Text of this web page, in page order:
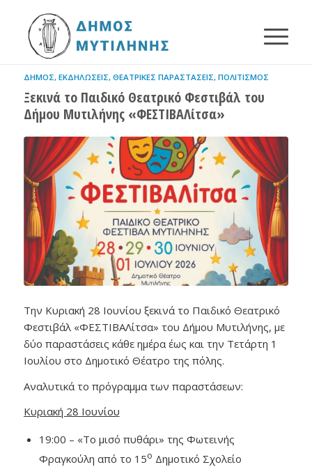
ΔΉΜΟΣ, ΕΚΔΗΛΏΣΕΙΣ, ΘΕΑΤΡΙΚΈΣ ΠΑΡΑΣΤΆΣΕΙΣ, ΠΟΛΙΤΙΣΜΌΣ
Ξεκινά το Παιδικό Θεατρικό Φεστιβάλ του
Δήμου Μυτιλήνης «ΦΕΣΤΙΒΑΛίτσα»
Την Κυριακή 28 Ιουνίου ξεκινά το Παιδικό Θεατρικό
Φεστιβάλ «ΦΕΣΤΙΒΑΛίτσα» του Δήμου Μυτιλήνης, με
δύο παραστάσεις κάθε ημέρα έως και την Τετάρτη 1
Ιουλίου στο Δημοτικό Θέατρο της πόλης.
Αναλυτικά το πρόγραμμα των παραστάσεων:
Κυριακή 28 Ιουνίου
19:00 – «Το μισό πυθάρι» της Φωτεινής
Φραγκούλη από το 15ο Δημοτικό Σχολείο